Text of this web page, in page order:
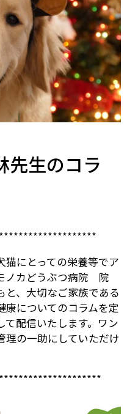
先生のコラ
猫にとっての栄養等でア
ノカどうぶつ病院 院
、大切なご家族である
康についてのコラムを定
配信いたします。ワン
理の一助にしていただけ